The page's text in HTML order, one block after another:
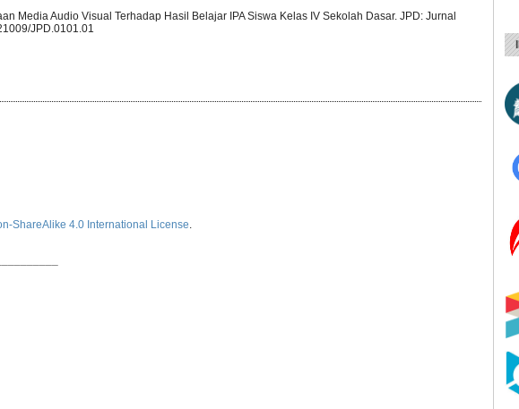
Media Audio Visual Terhadap Hasil Belajar IPA Siswa Kelas IV Sekolah Dasar. JPD: Jurnal
JPD.0101.01
ShareAlike 4.0 International License